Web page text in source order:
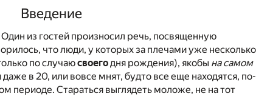
Введение
из гостей произносил речь, посвященную
что люди, у которых за плечами уже несколько
по случаюсвоегодня рождения), якобы на самом
в 20, или вовсе мнят, будто все еще находятся, по-
периоде. Стараться выглядеть моложе, не на тот